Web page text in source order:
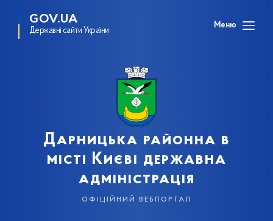
GOV.UA
Державні сайти України
Меню
Дарницька районна в
місті Києві державна
адміністрація
офіційний вебпортал